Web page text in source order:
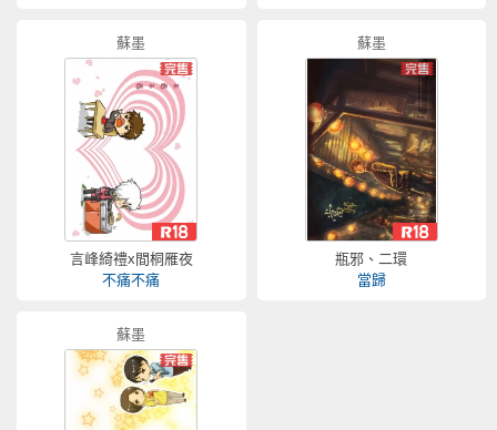
蘇墨
言峰綺禮x間桐雁夜
不痛不痛
蘇墨
瓶邪、二環
當歸
蘇墨